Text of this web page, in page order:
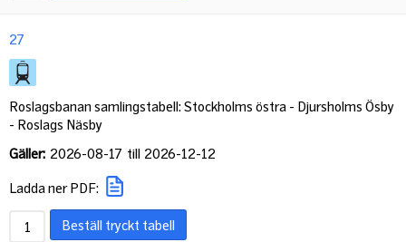
27
Roslagsbanan samlingstabell: Stockholms östra - Djursholms Ösby
- Roslags Näsby
Gäller: 2026-08-17 till 2026-12-12
Ladda ner PDF:
Beställ tryckt tabell